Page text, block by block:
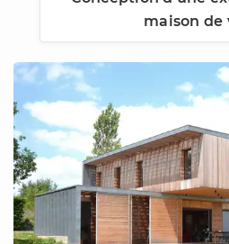
maison de